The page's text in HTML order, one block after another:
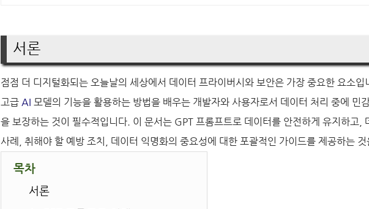
서론
점점 더 디지털화되는 오늘날의 세상에서 데이터 프라이버시와 보안은 가장 중요한 요소입
고급 AI 모델의 기능을 활용하는 방법을 배우는 개발자와 사용자로서 데이터 처리 중에 민
을 보장하는 것이 필수적입니다. 이 문서는 GPT 프롬프트로 데이터를 안전하게 유지하고,
사례, 취해야 할 예방 조치, 데이터 익명화의 중요성에 대한 포괄적인 가이드를 제공하는
목차
서론